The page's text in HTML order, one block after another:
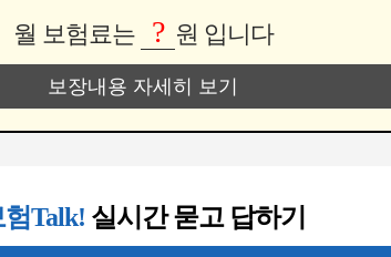
월 보험료는 ? 원 입니다
보장내용 자세히 보기